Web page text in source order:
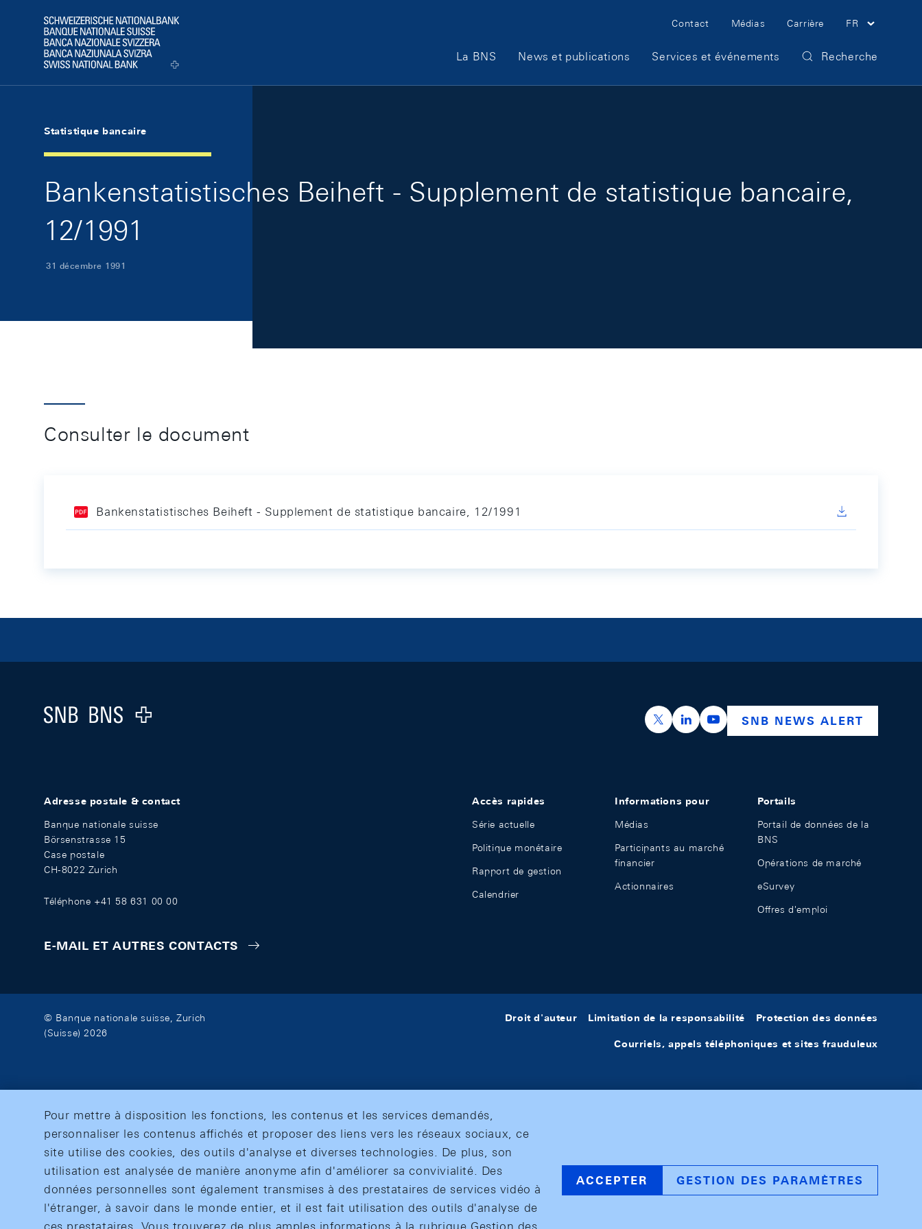
Logo
Meta Navigation
Contact Médias Carrière FR
Main Navigation
La BNS News et publications Services et événements Recherche
Statistique bancaire
Bankenstatistisches Beiheft - Supplement de statistique bancaire,
12/1991
31 décembre 1991
Consulter le document
Bankenstatistisches Beiheft - Supplement de statistique bancaire, 12/1991
Logo
https://x.com/snb_bns
https://ch.linkedin.com/company/swiss-
https://www.youtube.com/
SNB NEWS ALERT
Adresse postale & contact
Banque nationale suisse
Börsenstrasse 15
Case postale
CH-8022 Zurich
Téléphone +41 58 631 00 00
E-MAIL ET AUTRES CONTACTS
Accès rapides
Série actuelle
Politique monétaire
Rapport de gestion
Calendrier
Informations pour
Médias
Participants au marché
financier
Actionnaires
Portails
Portail de données de la
BNS
Opérations de marché
eSurvey
Offres d'emploi
© Banque nationale suisse, Zurich
(Suisse) 2026
Droit d'auteur Limitation de la responsabilité Protection des données
Courriels, appels téléphoniques et sites frauduleux
Pour mettre à disposition les fonctions, les contenus et les services demandés,
personnaliser les contenus affichés et proposer des liens vers les réseaux sociaux, ce
site utilise des cookies, des outils d'analyse et diverses technologies. De plus, son
utilisation est analysée de manière anonyme afin d'améliorer sa convivialité. Des
données personnelles sont également transmises à des prestataires de services vidéo à
l'étranger, à savoir dans le monde entier, et il est fait utilisation des outils d'analyse de
ACCEPTER GESTION DES PARAMÈTRES